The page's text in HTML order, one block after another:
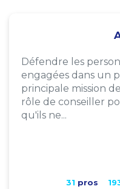
Défendre les
engagées dans un
principale mission
rôle de conseiller
qu'ils ne...
31 pros